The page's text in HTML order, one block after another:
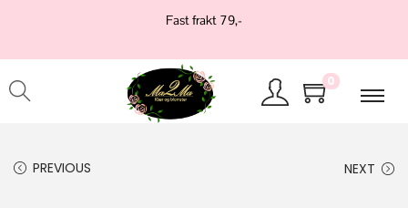
Fast frakt 79,-
0
PREVIOUS NEXT